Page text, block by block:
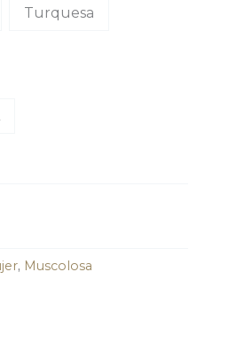
Turquesa
, Muscolosa